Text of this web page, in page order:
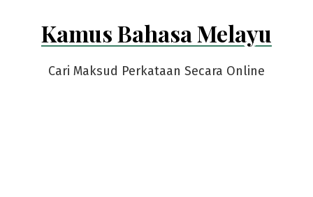
Kamus Bahasa Melayu
Cari Maksud Perkataan Secara Online